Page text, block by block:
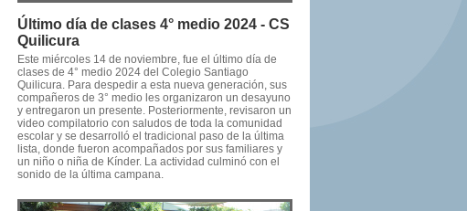
Último día de clases 4° medio 2024 - CS
Quilicura
Este miércoles 14 de noviembre, fue el último día de
clases de 4° medio 2024 del Colegio Santiago
Quilicura. Para despedir a esta nueva generación, sus
compañeros de 3° medio les organizaron un desayuno
y entregaron un presente. Posteriormente, revisaron un
video compilatorio con saludos de toda la comunidad
escolar y se desarrolló el tradicional paso de la última
lista, donde fueron acompañados por sus familiares y
un niño o niña de Kínder. La actividad culminó con el
sonido de la última campana.